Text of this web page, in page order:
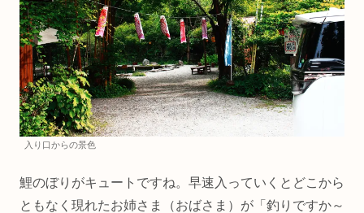
入り口からの景色
鯉のぼりがキュートですね。早速入っていくとどこから
ともなく現れたお姉さま（おばさま）が「釣りですか～